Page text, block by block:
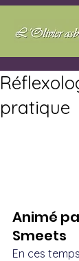
pratique
Animé
Smeets
En ces